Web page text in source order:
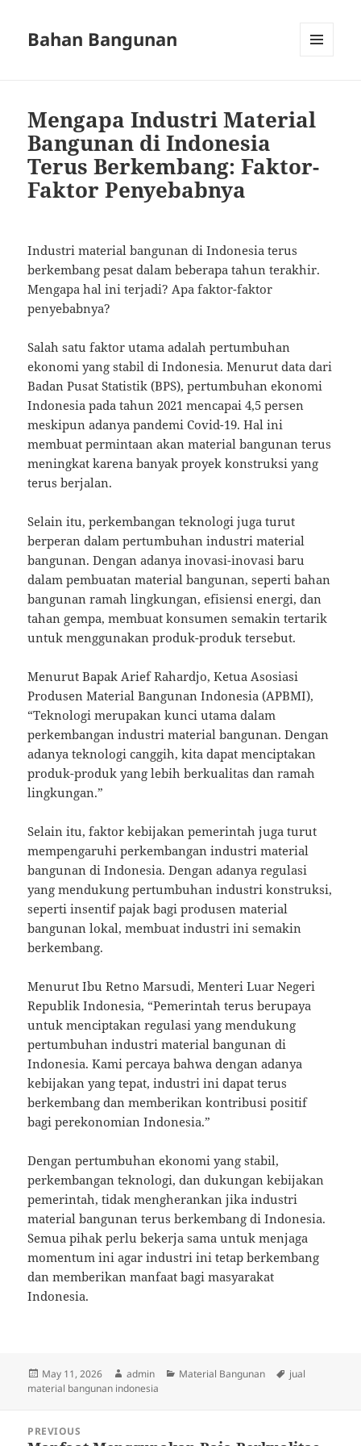
Bahan Bangunan
Mengapa Industri Material
Bangunan di Indonesia
Terus Berkembang: Faktor-
Faktor Penyebabnya
Industri material bangunan di Indonesia terus
berkembang pesat dalam beberapa tahun terakhir.
Mengapa hal ini terjadi? Apa faktor-faktor
penyebabnya?
Salah satu faktor utama adalah pertumbuhan
ekonomi yang stabil di Indonesia. Menurut data dari
Badan Pusat Statistik (BPS), pertumbuhan ekonomi
Indonesia pada tahun 2021 mencapai 4,5 persen
meskipun adanya pandemi Covid-19. Hal ini
membuat permintaan akan material bangunan terus
meningkat karena banyak proyek konstruksi yang
terus berjalan.
Selain itu, perkembangan teknologi juga turut
berperan dalam pertumbuhan industri material
bangunan. Dengan adanya inovasi-inovasi baru
dalam pembuatan material bangunan, seperti bahan
bangunan ramah lingkungan, efisiensi energi, dan
tahan gempa, membuat konsumen semakin tertarik
untuk menggunakan produk-produk tersebut.
Menurut Bapak Arief Rahardjo, Ketua Asosiasi
Produsen Material Bangunan Indonesia (APBMI),
“Teknologi merupakan kunci utama dalam
perkembangan industri material bangunan. Dengan
adanya teknologi canggih, kita dapat menciptakan
produk-produk yang lebih berkualitas dan ramah
lingkungan.”
Selain itu, faktor kebijakan pemerintah juga turut
mempengaruhi perkembangan industri material
bangunan di Indonesia. Dengan adanya regulasi
yang mendukung pertumbuhan industri konstruksi,
seperti insentif pajak bagi produsen material
bangunan lokal, membuat industri ini semakin
berkembang.
Menurut Ibu Retno Marsudi, Menteri Luar Negeri
Republik Indonesia, “Pemerintah terus berupaya
untuk menciptakan regulasi yang mendukung
pertumbuhan industri material bangunan di
Indonesia. Kami percaya bahwa dengan adanya
kebijakan yang tepat, industri ini dapat terus
berkembang dan memberikan kontribusi positif
bagi perekonomian Indonesia.”
Dengan pertumbuhan ekonomi yang stabil,
perkembangan teknologi, dan dukungan kebijakan
pemerintah, tidak mengherankan jika industri
material bangunan terus berkembang di Indonesia.
Semua pihak perlu bekerja sama untuk menjaga
momentum ini agar industri ini tetap berkembang
dan memberikan manfaat bagi masyarakat
Indonesia.
Posted
on
May 11, 2026 Author
admin Categories
Material Bangunan Tags
jual
material bangunan indonesia
navigation
PREVIOUS